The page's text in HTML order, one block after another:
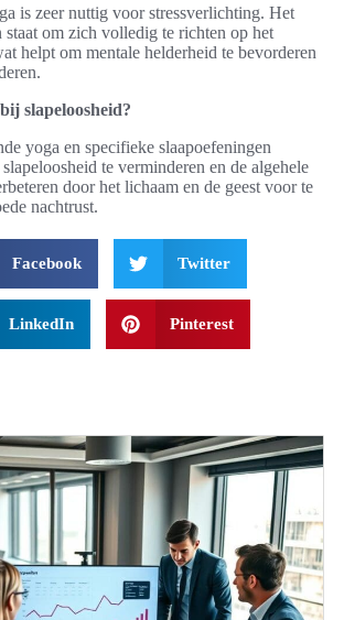
is zeer nuttig voor stressverlichting. Het
staat om zich volledig te richten op het
helpt om mentale helderheid te bevorderen
slapeloosheid?
yoga en specifieke slaapoefeningen
te verminderen en de algehele
door het lichaam en de geest voor te
nachtrust.
Facebook Twitter
LinkedIn Pinterest